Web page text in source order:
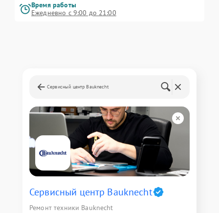
Время работы
Ежедневно с 9:00 до 21:00
Сервисный центр Bauknecht
Сервисный центр Bauknecht
Ремонт техники Bauknecht